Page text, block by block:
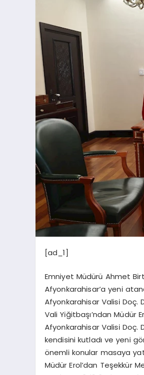
[ad_1]
Emniyet Müdürü Ahmet
Afyonkarahisar’a yeni
Afyonkarahisar Valisi Doç.
Vali Yiğitbaşı’ndan Müdür
Afyonkarahisar Valisi Doç.
kendisini kutladı ve yeni
önemli konular masaya
Müdür Erol’dan Teşekkür